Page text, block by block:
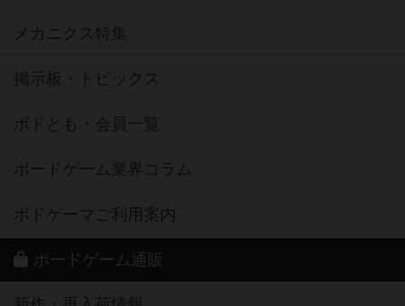
メカニクス特集
掲示板・トピックス
ボドとも・会員一覧
ボードゲーム業界コラム
ボドゲーマご利用案内
ボードゲーム通販